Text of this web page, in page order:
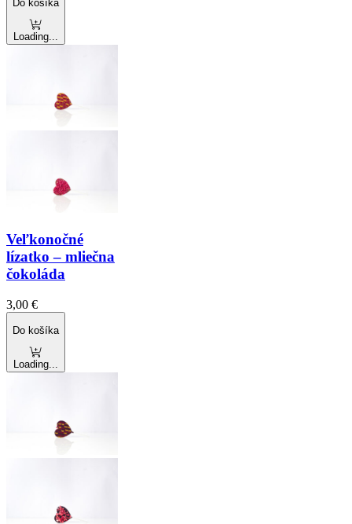
Do košíka
Loading...
Veľkonočné
lízatko – mliečna
čokoláda
3,00 €
Do košíka
Loading...